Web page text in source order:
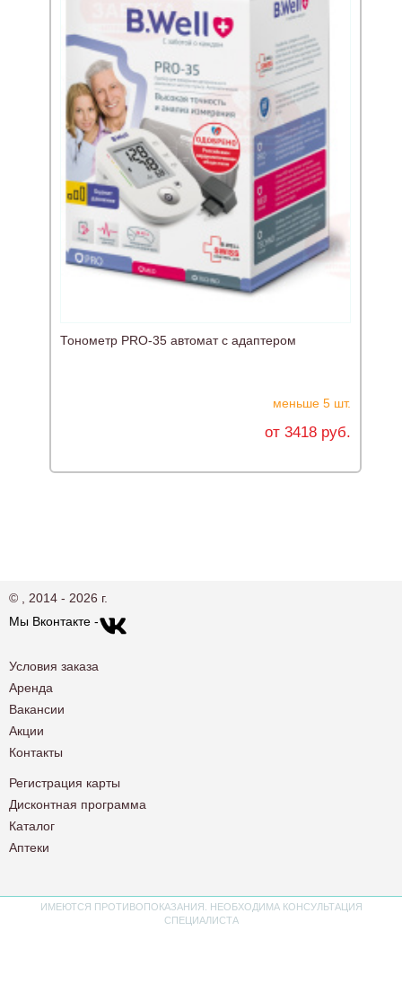
Тонометр PRO-35 автомат с адаптером
меньше 5 шт.
от 3418 руб.
© , 2014 - 2026 г.
Мы Вконтакте -
Условия заказа
Аренда
Вакансии
Акции
Контакты
Регистрация карты
Дисконтная программа
Каталог
Аптеки
ИМЕЮТСЯ ПРОТИВОПОКАЗАНИЯ. НЕОБХОДИМА КОНСУЛЬТАЦИЯ
СПЕЦИАЛИСТА